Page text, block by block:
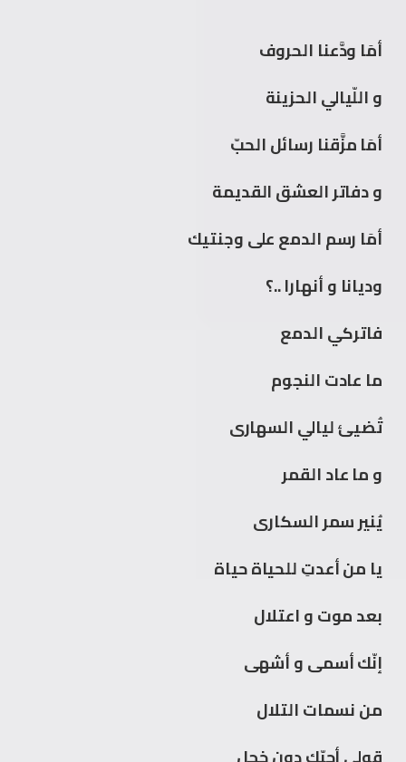
أمَا ودَّعنا الحروف
و اللّيالي الحزينة
أمَا مزَّقنا رسائل الحبّ
و دفاتر العشق القديمة
أمَا رسم الدمع على وجنتيك
وديانا و أنهارا ..؟
فاتركي الدمع
ما عادت النجوم
تُضيئ ليالي السهارى
و ما عاد القمر
يُنير سمر السكارى
يا من أعدتِ للحياة حياة
بعد موت و اعتلال
إنّك أسمى و أشهى
من نسمات التلال